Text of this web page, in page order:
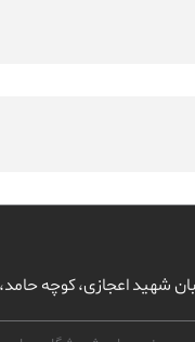
شهید اعجازی، کوچه حامد،